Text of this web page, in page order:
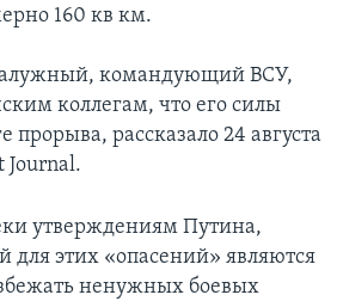
160 кв км.
командующий ВСУ,
коллегам, что его силы
прорыва, рассказало 24 августа
Journal.
утверждениям Путина,
для этих «опасений» являются
ненужных боевых